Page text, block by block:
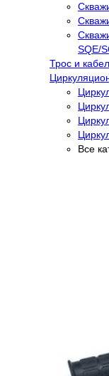
SQE/
Трос и
Все